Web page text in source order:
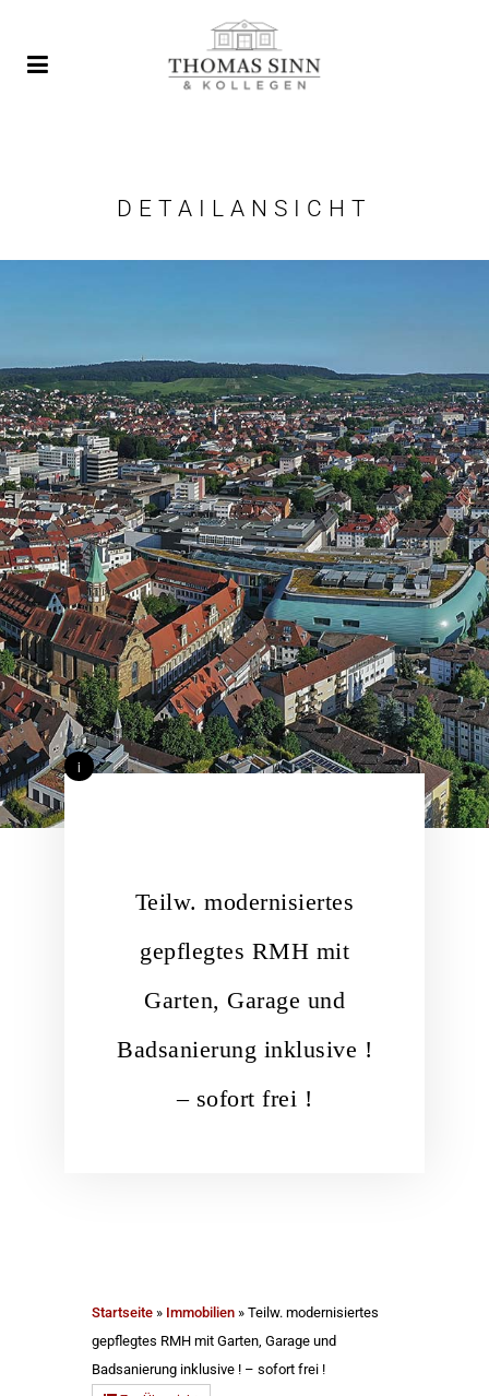
DETAILANSICHT
i
Teilw. modernisiertes
gepflegtes RMH mit
Garten, Garage und
Badsanierung inklusive !
– sofort frei !
Startseite » Immobilien » Teilw. modernisiertes
gepflegtes RMH mit Garten, Garage und
Badsanierung inklusive ! – sofort frei !